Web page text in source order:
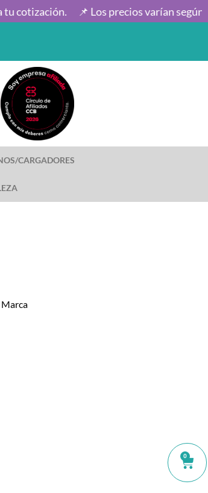
cotización. 📌 Los precios varían según
0
CARGADORES
Marca